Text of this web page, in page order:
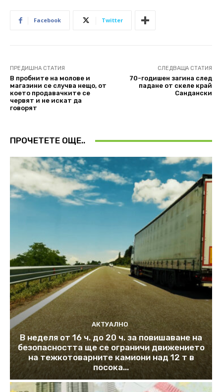
Facebook Twitter
ПРЕДИШНА СТАТИЯ
В пробните на молове и
магазини се случва нещо, от
което продавачките се
червят и не искат да
говорят
СЛЕДВАЩА СТАТИЯ
70-годишен загина след
падане от скеле край
Сандански
ПРОЧЕТЕТЕ ОЩЕ..
АКТУАЛНО
В неделя от 16 ч. до 20 ч. за повишаване на
безопасността ще се ограничи движението
на тежкотоварните камиони над 12 т в
посока...